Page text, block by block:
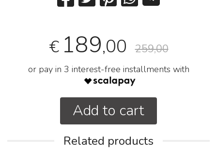
€ 189,00 259,00
or pay in 3 interest-free installments with
Add to cart
Related products